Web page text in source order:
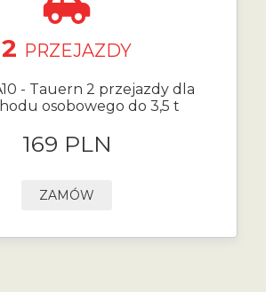
2 PRZEJAZDY
- Tauern 2 przejazdy dla
osobowego do 3,5 t
169 PLN
ZAMÓW